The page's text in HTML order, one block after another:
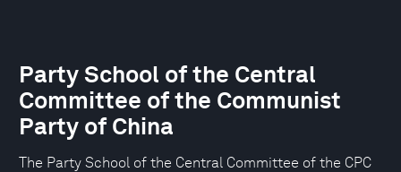
Party School of the Central
Committee of the Communist
Party of China
The Party School of the Central Committee of the CPC